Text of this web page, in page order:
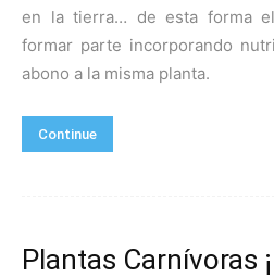
en la tierra… de esta forma
formar parte incorporando
abono a la misma planta.
Continue
Plantas Carnívoras